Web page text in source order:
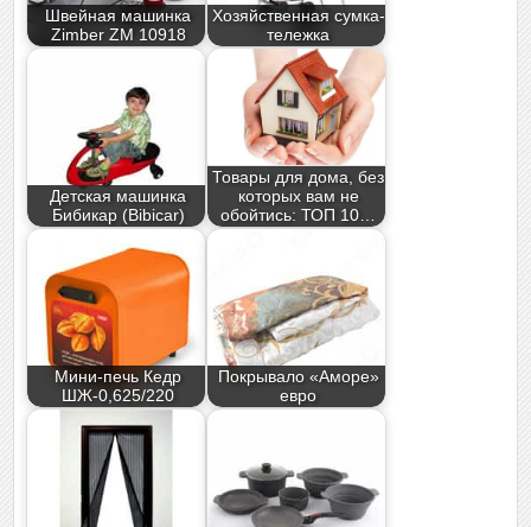
Швейная машинка
Zimber ZM 10918
Хозяйственная сумка-
тележка
Детская машинка
Бибикар (Bibicar)
Товары для дома, без
которых вам не
обойтись: ТОП 10…
Мини-печь Кедр
ШЖ-0,625/220
Покрывало «Аморе»
евро